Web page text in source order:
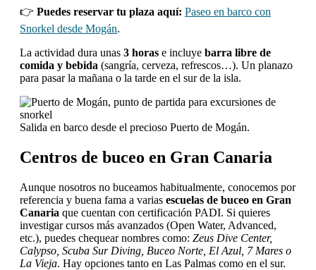
👉 Puedes reservar tu plaza aquí: Paseo en barco con
Snorkel desde Mogán.
La actividad dura unas 3 horas e incluye barra libre de
comida y bebida (sangría, cerveza, refrescos…). Un planazo
para pasar la mañana o la tarde en el sur de la isla.
Salida en barco desde el precioso Puerto de Mogán.
Centros de buceo en Gran Canaria
Aunque nosotros no buceamos habitualmente, conocemos por
referencia y buena fama a varias escuelas de buceo en Gran
Canaria que cuentan con certificación PADI. Si quieres
investigar cursos más avanzados (Open Water, Advanced,
etc.), puedes chequear nombres como: Zeus Dive Center,
Calypso, Scuba Sur Diving, Buceo Norte, El Azul, 7 Mares o
La Vieja. Hay opciones tanto en Las Palmas como en el sur.